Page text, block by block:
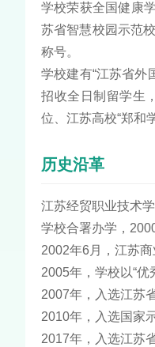
学校荣获全国健康
苏省智慧校园示范
称号。
学校建有“江苏省外
招收全日制留学生
位、江苏高校“郑和
历史沿革
江苏经贸职业技术
学校合署办学，
2002年6月，江苏
2005年，学校以“优
2007年，入选江苏
2010年，入选国家
2017年，入选江苏